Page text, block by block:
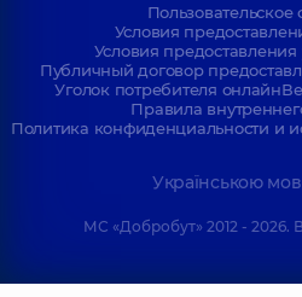
Условия
Условия
Публичный договор
Уголок потребителя онлайн
Правила
Политика конфиденциальности и
Українською
МС «Добробут» 2012 -